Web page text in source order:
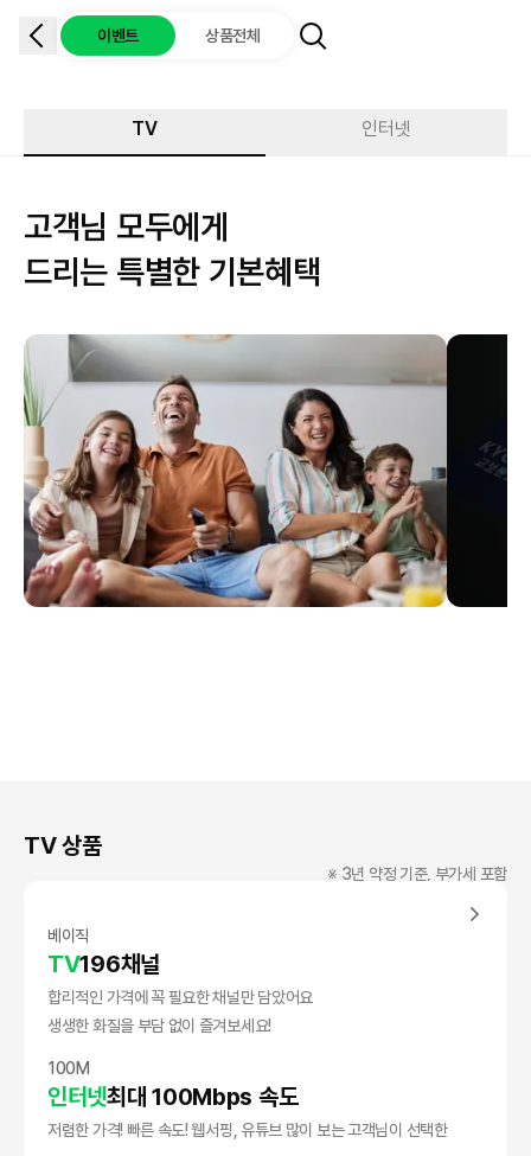
이벤트 상품전체
TV 인터넷
고객님 모두에게
드리는 특별한 기본혜택
TV 상품
※ 3년 약정 기준, 부가세 포함
베이직
TV196채널
합리적인 가격에 꼭 필요한 채널만 담았어요
생생한 화질을 부담 없이 즐겨보세요!
100M
인터넷최대 100Mbps 속도
저렴한 가격! 빠른 속도! 웹서핑, 유튜브 많이 보는 고객님이 선택한